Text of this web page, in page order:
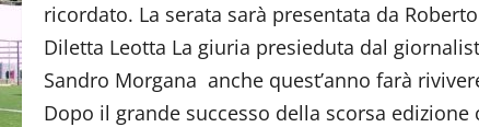
ricordato. La serata sarà presentata da
Diletta Leotta La giuria presieduta dal
Sandro Morgana anche quest’anno farà
Dopo il grande successo della scorsa